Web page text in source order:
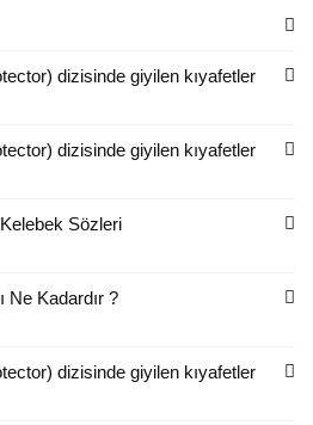
dizisinde giyilen kıyafetler
dizisinde giyilen kıyafetler
Sözleri
Ne Kadardır ?
dizisinde giyilen kıyafetler